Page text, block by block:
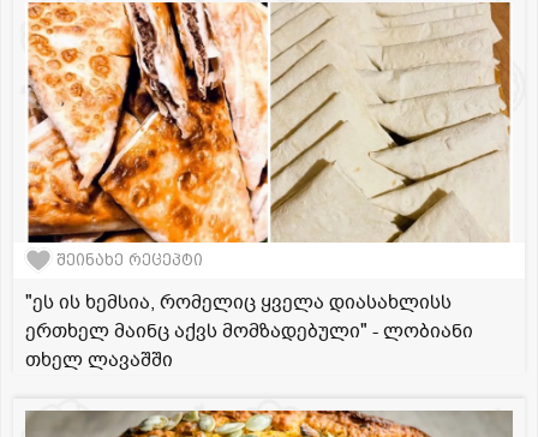
შეინახე რეცეპტი
"ეს ის ხემსია, რომელიც ყველა დიასახლისს
ერთხელ მაინც აქვს მომზადებული" - ლობიანი
თხელ ლავაშში